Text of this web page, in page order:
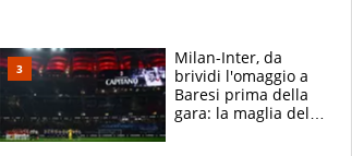
Milan-Inter, da
brividi l'omaggio a
Baresi prima della
gara: la maglia del